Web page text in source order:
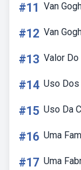
#11 Van
#12 Van
#13 Valor
#14 Uso
#15 Uso Da
#16 Uma
#17 Uma